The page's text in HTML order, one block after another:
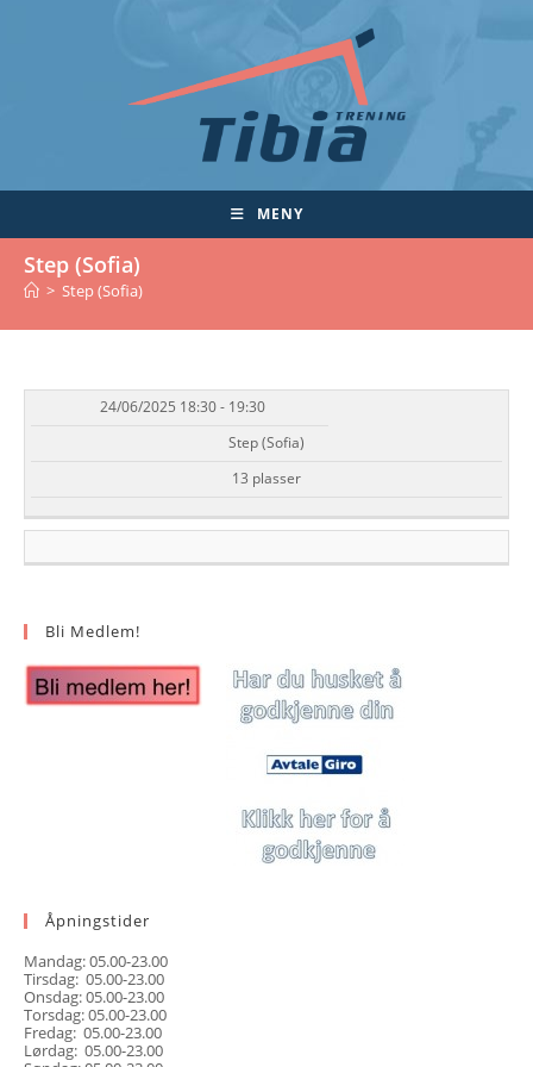
MENY
Step (Sofia)
> Step (Sofia)
DATO/TID EVENT TILGJENGELIGHET
24/06/2025 18:30 - 19:30
Step (Sofia)
13 plasser
Bli Medlem!
Åpningstider
Mandag: 05.00-23.00
Tirsdag: 05.00-23.00
Onsdag: 05.00-23.00
Torsdag: 05.00-23.00
Fredag: 05.00-23.00
Lørdag: 05.00-23.00